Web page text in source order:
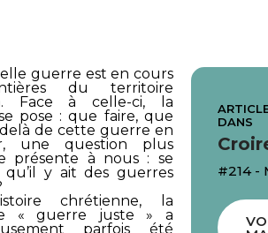
guerre est en cours
du territoire
Face à celle-ci, la
pose : que faire, que
de cette guerre en
une question plus
présente à nous : se
qu’il y ait des guerres
chrétienne, la
« guerre juste » a
parfois été
DANS
#214 -